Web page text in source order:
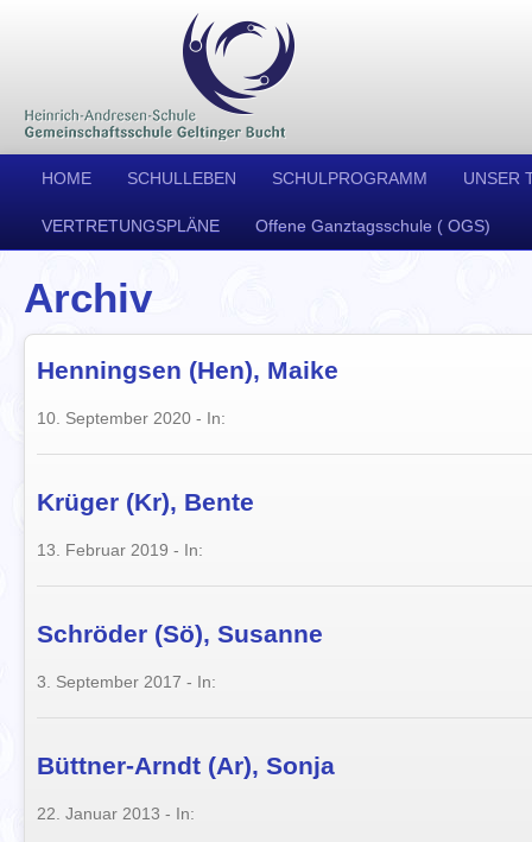
HOME SCHULLEBEN SCHULPROGRAMM UNSER
VERTRETUNGSPLÄNE Offene Ganztagsschule ( OGS)
Archiv
Henningsen (Hen), Maike
10. September 2020 - In:
Krüger (Kr), Bente
13. Februar 2019 - In:
Schröder (Sö), Susanne
3. September 2017 - In:
Büttner-Arndt (Ar), Sonja
22. Januar 2013 - In: